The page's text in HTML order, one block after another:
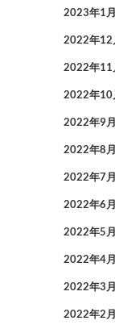
2023年1月
2022年12
2022年11
2022年10
2022年9月
2022年8月
2022年7月
2022年6月
2022年5月
2022年4月
2022年3月
2022年2月